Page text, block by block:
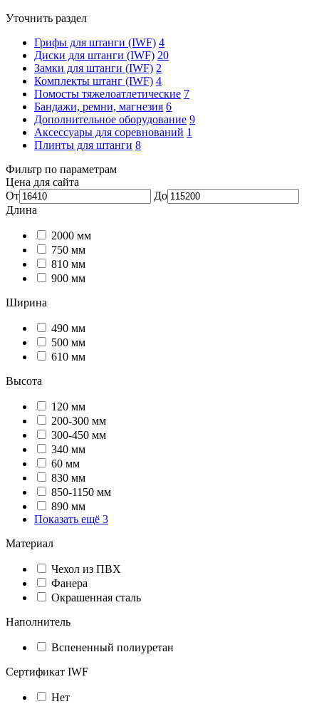
Уточнить раздел
Грифы для штанги (IWF) 4
Диски для штанги (IWF) 20
Замки для штанги (IWF) 2
Комплекты штанг (IWF) 4
Помосты тяжелоатлетические 7
Бандажи, ремни, магнезия 6
Дополнительное оборудование 9
Аксессуары для соревнований 1
Плинты для штанги 8
Фильтр по параметрам
Цена для сайта
От
До
Длина
2000 мм
750 мм
810 мм
900 мм
Ширина
490 мм
500 мм
610 мм
Высота
120 мм
200-300 мм
300-450 мм
340 мм
60 мм
830 мм
850-1150 мм
890 мм
Показать ещё 3
Материал
Чехол из ПВХ
Фанера
Окрашенная сталь
Наполнитель
Вспененный полиуретан
Сертификат IWF
Нет